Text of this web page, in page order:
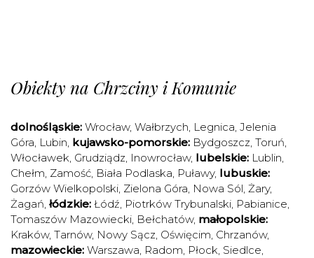
Obiekty na Chrzciny i Komunie
dolnośląskie: Wrocław, Wałbrzych, Legnica, Jelenia
Góra, Lubin, kujawsko-pomorskie: Bydgoszcz, Toruń,
Włocławek, Grudziądz, Inowrocław, lubelskie: Lublin,
Chełm, Zamość, Biała Podlaska, Puławy, lubuskie:
Gorzów Wielkopolski, Zielona Góra, Nowa Sól, Żary,
Żagań, łódzkie: Łódź, Piotrków Trybunalski, Pabianice,
Tomaszów Mazowiecki, Bełchatów, małopolskie:
Kraków, Tarnów, Nowy Sącz, Oświęcim, Chrzanów,
mazowieckie: Warszawa, Radom, Płock, Siedlce,